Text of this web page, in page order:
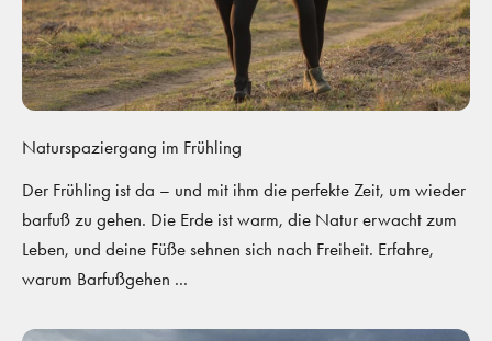
Naturspaziergang im Frühling
Der Frühling ist da – und mit ihm die perfekte Zeit, um wieder
barfuß zu gehen. Die Erde ist warm, die Natur erwacht zum
Leben, und deine Füße sehnen sich nach Freiheit. Erfahre,
warum Barfußgehen ...